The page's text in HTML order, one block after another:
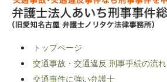
トップページ
交通事故・交通違反 刑事手続の流れ
交通事件に強い弁護士